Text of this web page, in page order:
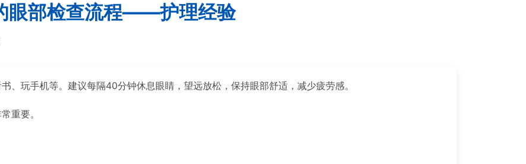
眼部检查流程——护理经验
、玩手机等。建议每隔40分钟休息眼睛，望远放松，保持眼部舒适，减少疲劳感。
重要。